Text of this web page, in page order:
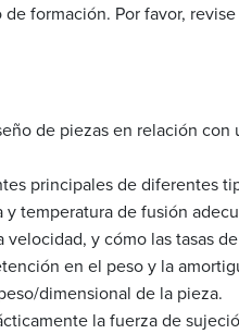
formación. Por favor,
de piezas en relación
principales de diferentes
temperatura de fusión
y cómo las tasas
en el peso y la
dimensional de la pieza.
la fuerza de